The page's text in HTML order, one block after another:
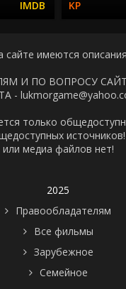
сайте имеются
И ПО ВОПРОСУ
-
только
или медиа файлов нет!
2025
Правообладателям
Все фильмы
Зарубежное
Семейное